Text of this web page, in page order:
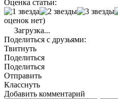
Оценка статьи:
оценок нет)
Загрузка...
Поделиться с друзьями:
Твитнуть
Поделиться
Поделиться
Отправить
Класснуть
Добавить комментарий